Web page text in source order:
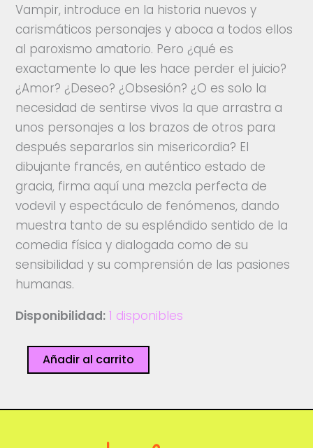
Vampir, introduce en la historia nuevos y
carismáticos personajes y aboca a todos ellos
al paroxismo amatorio. Pero ¿qué es
exactamente lo que les hace perder el juicio?
¿Amor? ¿Deseo? ¿Obsesión? ¿O es solo la
necesidad de sentirse vivos la que arrastra a
unos personajes a los brazos de otros para
después separarlos sin misericordia? El
dibujante francés, en auténtico estado de
gracia, firma aquí una mezcla perfecta de
vodevil y espectáculo de fenómenos, dando
muestra tanto de su espléndido sentido de la
comedia física y dialogada como de su
sensibilidad y su comprensión de las pasiones
humanas.
Disponibilidad: 1 disponibles
L'amour
cantidad
Añadir al carrito